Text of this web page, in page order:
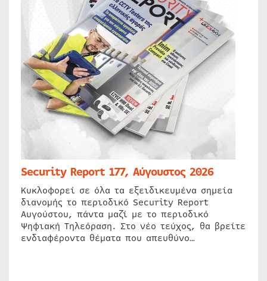
Security Report 177, Αύγουστος 2026
Κυκλοφορεί σε όλα τα εξειδικευμένα σημεία
διανομής το περιοδικό Security Report
Αυγούστου, πάντα μαζί με το περιοδικό
Ψηφιακή Τηλεόραση. Στο νέο τεύχος, θα βρείτε
ενδιαφέροντα θέματα που απευθύνο…